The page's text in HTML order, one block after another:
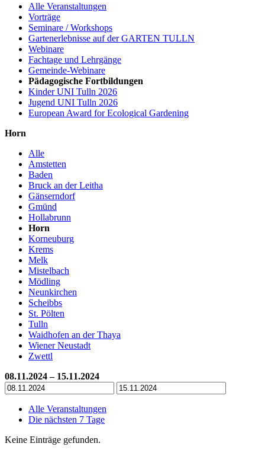
Alle Veranstaltungen
Vorträge
Seminare / Workshops
Gartenerlebnisse auf der GARTEN TULLN
Webinare
Fachtage und Lehrgänge
Gemeinde-Webinare
Pädagogische Fortbildungen
Kinder UNI Tulln 2026
Jugend UNI Tulln 2026
European Award for Ecological Gardening
Horn
Alle
Amstetten
Baden
Bruck an der Leitha
Gänserndorf
Gmünd
Hollabrunn
Horn
Korneuburg
Krems
Melk
Mistelbach
Mödling
Neunkirchen
Scheibbs
St. Pölten
Tulln
Waidhofen an der Thaya
Wiener Neustadt
Zwettl
08.11.2024 – 15.11.2024
Alle Veranstaltungen
Die nächsten 7 Tage
Keine Einträge gefunden.